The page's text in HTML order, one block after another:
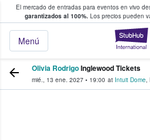
El mercado de entradas para eventos en vivo
garantizados al 100%. Los precios pueden
Menú
y venta de entradas
Olivia RodrigoInglewood Tickets
mié., 13 ene. 2027 • 19:00 at Intuit Dome,